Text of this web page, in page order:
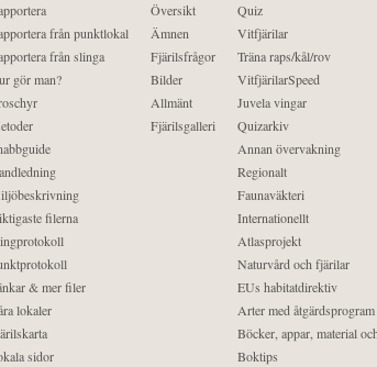
från punktlokal
från slinga
gör man?
filerna
& mer filer
lokaler
sidor
Översikt
Ämnen
Fjärilsfrågor
Bilder
Allmänt
Fjärilsgalleri
Quiz
Vitfjärilar
Träna raps/kål/rov
VitfjärilarSpeed
Juvela vingar
Quizarkiv
Annan övervakning
Regionalt
Faunaväkteri
Internationellt
Atlasprojekt
Naturvård och fjärilar
EUs habitatdirektiv
Arter med åtgärdsprogram
Böcker, appar, material
Boktips